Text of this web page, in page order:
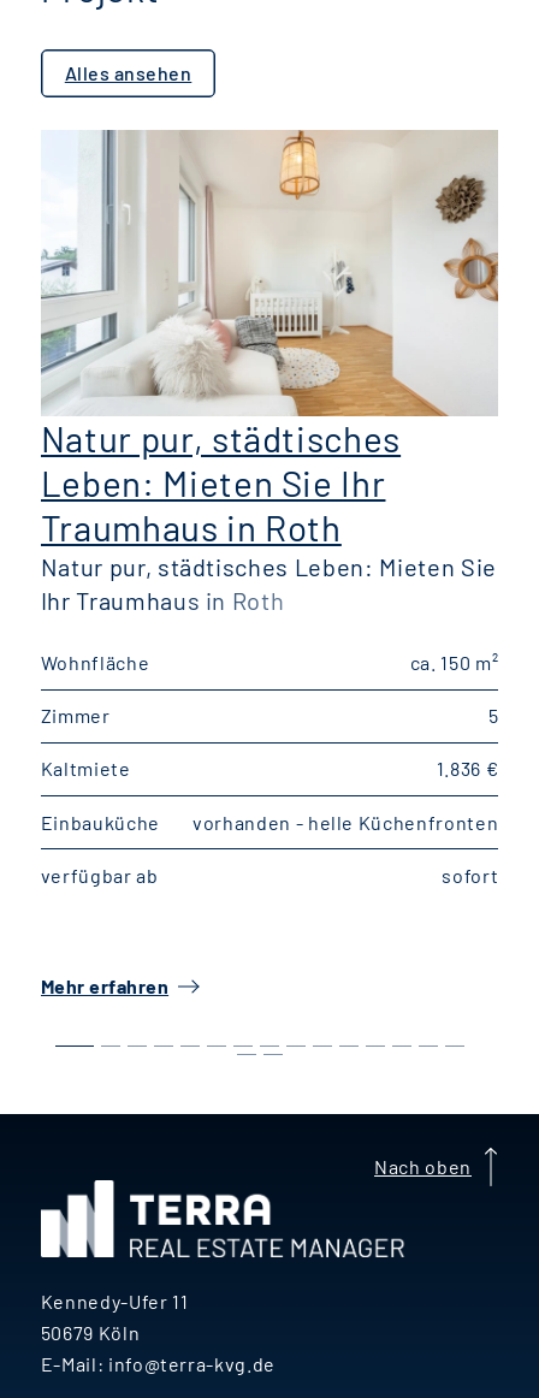
Alles ansehen
Natur pur, städtisches
Leben: Mieten Sie Ihr
Traumhaus in Roth
Natur pur, städtisches Leben: Mieten Sie
Ihr Traumhaus in Roth
Wohnfläche ca. 150 m²
Zimmer 5
Kaltmiete 1.836 €
Einbauküche vorhanden - helle Küchenfronten
verfügbar ab sofort
Mehr erfahren
Nach oben
Kennedy-Ufer 11
50679 Köln
E-Mail: info@terra-kvg.de